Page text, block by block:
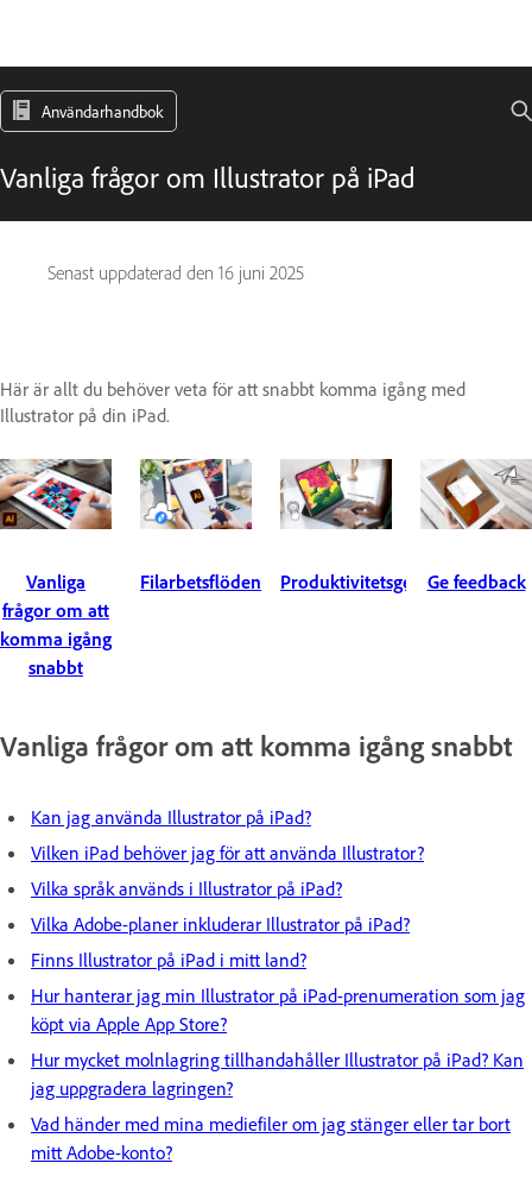
Användarhandbok
Vanliga frågor om Illustrator på iPad
Senast uppdaterad den 16 juni 2025
Här är allt du behöver veta för att snabbt komma igång med
Illustrator på din iPad.
Vanliga
frågor om att
komma igång
snabbt
Filarbetsflöden ProduktivitetsgenvägarGe feedback
Vanliga frågor om att komma igång snabbt
Kan jag använda Illustrator på iPad?
Vilken iPad behöver jag för att använda Illustrator?
Vilka språk används i Illustrator på iPad?
Vilka Adobe-planer inkluderar Illustrator på iPad?
Finns Illustrator på iPad i mitt land?
Hur hanterar jag min Illustrator på iPad-prenumeration som jag
köpt via Apple App Store?
Hur mycket molnlagring tillhandahåller Illustrator på iPad? Kan
jag uppgradera lagringen?
Vad händer med mina mediefiler om jag stänger eller tar bort
mitt Adobe-konto?